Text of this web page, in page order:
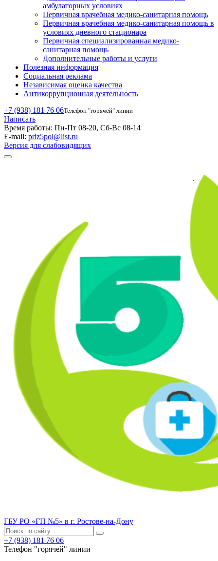
амбулаторных условиях
Первичная врачебная медико-санитарная помощь
Первичная врачебная медико-санитарная помощь в
условиях дневного стационара
Первичная специализированная медико-
санитарная помощь
Дополнительные работы и услуги
Полезная информация
Социальная реклама
Независимая оценка качества
Антикоррупционная деятельность
+7 (938) 181 76 06Телефон "горячей" линии
Написать
Время работы: Пн-Пт 08-20, Сб-Вс 08-14
E-mail: priz5pol@list.ru
Версия для слабовидящих
ГБУ РО «ГП №5» в г. Ростове-на-Дону
+7 (938) 181 76 06
Телефон "горячей" линии